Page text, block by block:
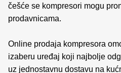
češće se kompresori mogu
prodavnicama.
Online prodaja kompresora
izaberu uređaj koji najbolje
uz jednostavnu dostavu na